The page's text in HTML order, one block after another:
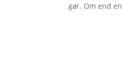
gør. Om end